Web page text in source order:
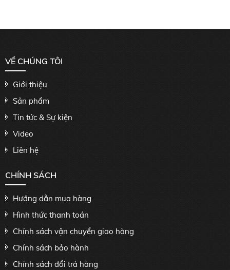
VỀ CHÚNG TÔI
Giới thiệu
Sản phẩm
Tin tức & Sự kiện
Video
Liên hệ
CHÍNH SÁCH
Hướng dẫn mua hàng
Hình thức thanh toán
Chính sách vận chuyển giao hàng
Chính sách bảo hành
Chính sách đổi trả hàng